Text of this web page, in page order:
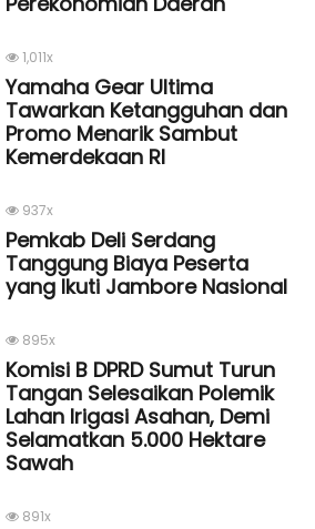
1,011x
Yamaha Gear Ultima
Tawarkan Ketangguhan dan
Promo Menarik Sambut
Kemerdekaan Rl
937x
Pemkab Deli Serdang
Tanggung Biaya Peserta
yang Ikuti Jambore Nasional
895x
Komisi B DPRD Sumut Turun
Tangan Selesaikan Polemik
Lahan Irigasi Asahan, Demi
Selamatkan 5.000 Hektare
Sawah
891x